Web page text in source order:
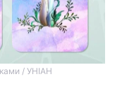
/ УНІАН